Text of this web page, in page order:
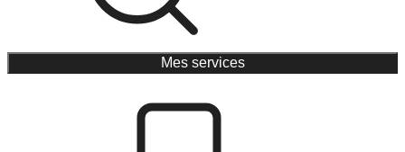
Mes services